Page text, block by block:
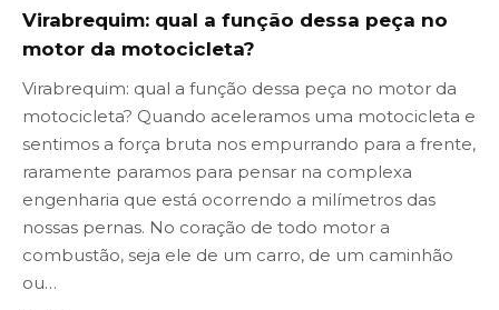
Virabrequim: qual a função dessa peça no
motor da motocicleta?
Virabrequim: qual a função dessa peça no motor da
motocicleta? Quando aceleramos uma motocicleta e
sentimos a força bruta nos empurrando para a frente,
raramente paramos para pensar na complexa
engenharia que está ocorrendo a milímetros das
nossas pernas. No coração de todo motor a
combustão, seja ele de um carro, de um caminhão
ou…